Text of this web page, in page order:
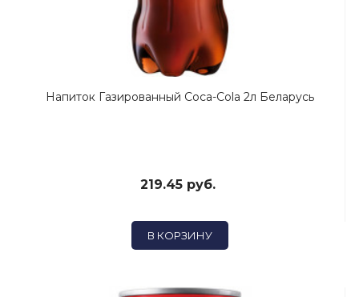
Напиток Газированный Coca-Cola 2л Беларусь
219.45 руб.
В КОРЗИНУ